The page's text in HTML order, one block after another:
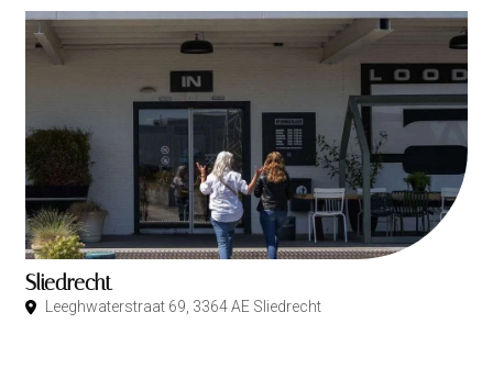
Sliedrecht
Leeghwaterstraat 69, 3364 AE Sliedrecht